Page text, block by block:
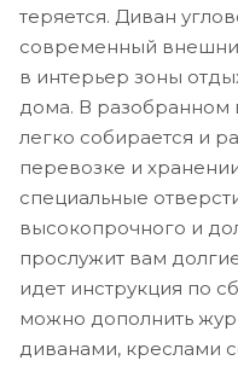
теряется. Диван
современный
в интерьер зоны
дома. В разобранном
легко собирается и
перевозке и
специальные
высокопрочного и
прослужит вам
идет инструкция по
можно дополнить
диванами, креслами